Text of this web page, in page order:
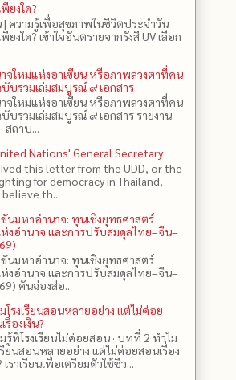
ยงใด?
ความรู้เพื่อสุขภาพในชีวิตประจำวัน
งใด? เข้าใจอันตรายจากรังสี UV เลือก
จใหม่แห่งอาเซียน หรือภาพลวงตาที่คน
บรวมเล่มสมบูรณ์ ๙ เอกสาร
จใหม่แห่งอาเซียน หรือภาพลวงตาที่คน
บรวมเล่มสมบูรณ์ ๙ เอกสาร รายงาน
สถาบ...
Nations' General Secretary
this letter from the UDD, or the
for democracy in Thailand,
th...
นมหาอำนาจ: ทุนเชิงยุทธศาสตร์
งอำนาจ และการปรับสมดุลไทย–จีน–
นมหาอำนาจ: ทุนเชิงยุทธศาสตร์
งอำนาจ และการปรับสมดุลไทย–จีน–
คันฉ่องส่อ...
โรงเรียนสอนหลายอย่าง แต่ไม่ค่อย
รื่องเงิน?
รู้ที่โรงเรียนไม่ค่อยสอน · บทที่ 2 ทำไม
รียนสอนหลายอย่าง แต่ไม่ค่อยสอนเรื่อง
เราเรียนเพื่อเตรียมตัวใช้ชีว...